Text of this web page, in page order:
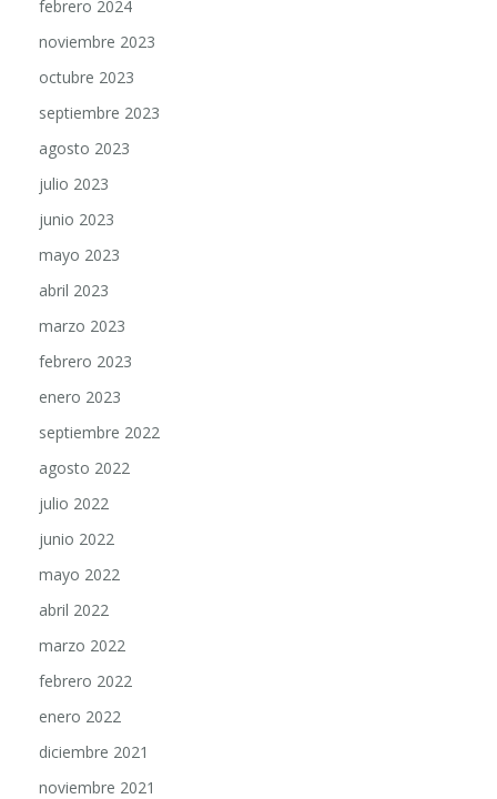
febrero 2024
noviembre 2023
octubre 2023
septiembre 2023
agosto 2023
julio 2023
junio 2023
mayo 2023
abril 2023
marzo 2023
febrero 2023
enero 2023
septiembre 2022
agosto 2022
julio 2022
junio 2022
mayo 2022
abril 2022
marzo 2022
febrero 2022
enero 2022
diciembre 2021
noviembre 2021